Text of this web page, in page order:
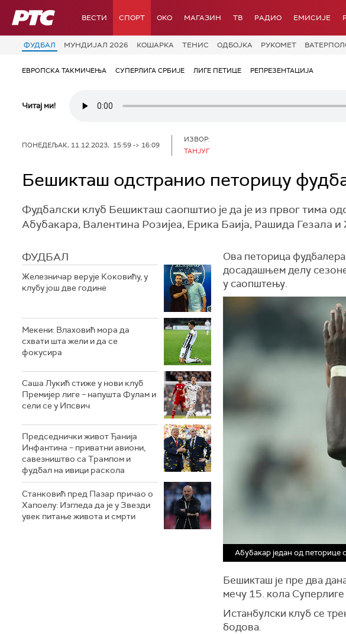
РТС ВЕСТИ СПОРТ OKO МАГАЗИН ТВ РАДИО ЕМИСИЈЕ
ФУДБАЛ МУНДИЈАЛ 2026 КОШАРКА ТЕНИС ОДБОЈКА РУКОМЕТ
ЕВРОПСКА ТАКМИЧЕЊА СУПЕРЛИГА СРБИЈЕ ЛИГЕ ПЕТИЦЕ РЕПРЕЗЕНТАЦИЈА
Читај ми!
ПОНЕДЕЉАК, 11.12.2023, 15:59 -> 16:09
ИЗВОР:
ТАНЈУГ
Бешикташ одстранио петорицу
Фудбалски клуб Бешикташ саопштио је да је из првог тима
Абубакара, Валентина Розијеа, Ерика Баија, Рашида Гезала
ФУДБАЛ
Железничар верује Коковићу, у
клубу још две године
Мекени: Влаховић мора да
схвати шта жели и да се
фокусира
Саша Лукић стиже у нови клуб
Премијер лиге – напушта Фулам и
сели се у Ипсвич
Председнички живот Ђанија
Инфантина – приватни авиони,
савезништво са Трампом и
фудбал на ивици раскола
Станковић пред Пазар причао о
Хапоелу: Изгледа да је у Звезди
увек питање живота и смрти
Ова петорица
досадашњем делу
у саопштењу.
Абубакар један од петорице
Бешикташ је пре два
мечу 15. кола Суперлиге
Истанбулски клуб се
бодова.